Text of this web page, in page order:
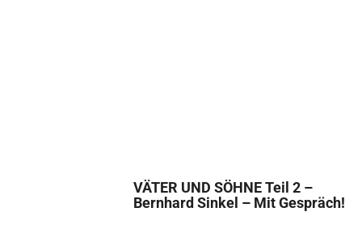
VÄTER UND SÖHNE Teil 2 –
Bernhard Sinkel – Mit Gespräch!